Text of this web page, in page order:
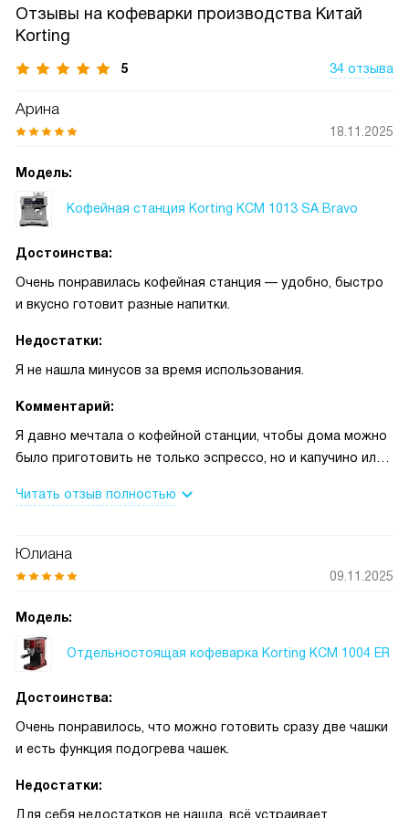
Отзывы на кофеварки производства Китай
Korting
5 34 отзыва
Арина
18.11.2025
Модель:
Кофейная станция Korting KCM 1013 SA Bravo
Достоинства:
Очень понравилась кофейная станция — удобно, быстро
и вкусно готовит разные напитки.
Недостатки:
Я не нашла минусов за время использования.
Комментарий:
Я давно мечтала о кофейной станции, чтобы дома можно
было приготовить не только эспрессо, но и капучино или
пользоваться сенсорным управлением — все понятно и
зерновой кофе, и он перемалывается прямо перед
когда утром спешим с мужем, это экономит время. Я
любимым инструментом. Поначалу боялась, что не
получится правильно взбить молоко, но после пары
попыток всё стало получаться легко и красиво. Иногда
горячую воду для чая или растворимого кофе.
Читать отзыв полностью
Юлиана
09.11.2025
Модель:
Отдельностоящая кофеварка Korting KCM 1004 ER
Достоинства:
Очень понравилось, что можно готовить сразу две чашки
и есть функция подогрева чашек.
Недостатки:
Для себя недостатков не нашла, всё устраивает.